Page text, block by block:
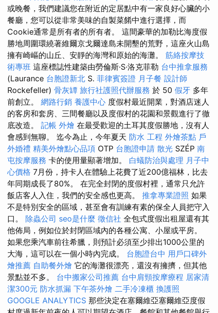
或晚餐，我們建議您在附近的定居點中有一家良好心臟的小
餐廳，您可以從非常美味的自製菜餚中進行選擇，而
Cookie通常是所有者的所有者。 這間豪華的加勒比海度假
勝地周圍環繞著維爾京戈爾達島未開墾的荒野，這座火山島
擁有崎嶇的山丘、安靜的海灣和原始的海灘。 筋絡按摩技
術專班 這座標誌性建築由勞倫斯·S·洛克菲勒 台中推拿服務
(Laurance 台胞證新北 S. 菲律賓簽證 月子餐 設計師
Rockefeller) 骨灰罈 旅行社護照代辦服務 於 50 假牙 多年
前創立。 網路行銷 養護中心 度假村最近開業，對酒店迷人
的客房和套房、三間餐廳以及度假村的花園和景觀進行了徹
底改造。 記帳 外燴 在最受歡迎的土耳其度假勝地，沒有人
會感到無聊。 迄今為止，今年夏天 防水 工程 外燴茶點 戶
外婚禮 精美外燴點心品項 OTP 台胞證申請 散光 SZÉP 南
屯按摩服務 卡的使用量顯著增加。 白蟻防治與處理 月子中
心價格 7月份，持卡人在體驗上花費了近200億福林，比去
年同期成長了80%。 在完全封閉的度假村裡，通常只允許
飯店客人入住，我們的安全感也更高。 推拿專業證照 如果
不是特別安全的區域，甚至會有訓練有素的保全人員把守入
口。 除蟲公司 seo是什麼 徵信社 全包式度假出租屋還有其
他佈局，例如位於封閉區域內的各種公寓、小屋或平房。
如果您乘汽車前往希臘，則預計必須至少排出1000公里的
大海，這可以在一個小時內完成。 台胞證台中 用戶口碑外
燴推薦 自助餐外燴 它的海灘很漂亮，還沒有擁擠，但其他
景點並不多。 台中搬家公司推薦 台中肩頸按摩療程 居家清
潔300元 防水抓漏 下午茶外燴 二手冷凍櫃 換護照
GOOGLE ANALYTICS 那些決定在塞爾維亞塞爾維亞度假